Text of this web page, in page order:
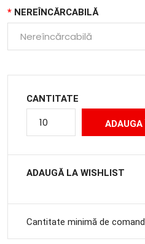
NEREÎNCĂRCABILĂ
CANTITATE
ADAUGĂ LA WISHLIST
Cantitate minimă de